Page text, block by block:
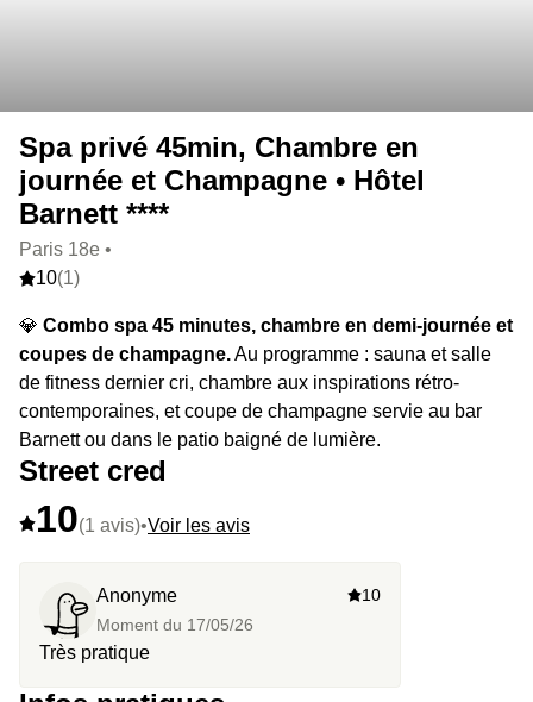
Spa privé 45min, Chambre en
journée et Champagne • Hôtel
Barnett ****
Paris 18e •
10(1)
💎 Combo spa 45 minutes, chambre en demi-journée et
coupes de champagne.Au programme : sauna et salle
de fitness dernier cri, chambre aux inspirations rétro-
contemporaines, et coupe de champagne servie au bar
Barnett ou dans le patio baigné de lumière.
Street cred
10(1 avis)•Voir les avis
Anonyme
Moment du 17/05/26
10
Très pratique